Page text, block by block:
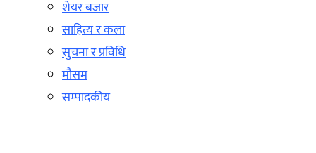
शेयर बजार
साहित्य र कला
सुचना र प्रविधि
मौसम
सम्पादकीय